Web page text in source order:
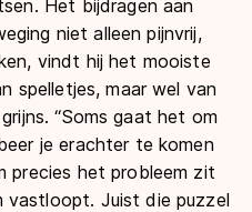
Het bijdragen aan
niet alleen pijnvrij,
vindt hij het mooiste
spelletjes, maar wel van
“Soms gaat het om
je erachter te komen
precies het probleem zit
vastloopt. Juist die puzzel